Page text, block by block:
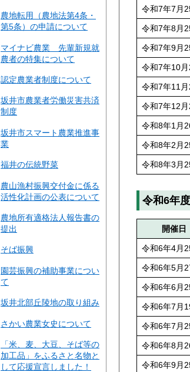
農地転用（農地法第4条・
第5条）の申請について
マイナビ農業 先輩新規就
農者の特集について
認定農業者制度について
坂井市農業者労働災害共済
制度
坂井市スマート農業推進事
業
福井の伝統野菜
農山漁村振興交付金に係る
活性化計画の公表について
農地所有適格法人報告書の
提出
そば振興
園芸振興の補助事業につい
て
坂井北部丘陵地の取り組み
さかい農業女史について
「米、麦、大豆、そば等の
加工品」をふるさと名物と
して応援宣言しました！
令和7年7月
令和7年8月
令和7年9月
令和7年10月
令和7年11月
令和7年12月
令和8年1月
令和8年2月
令和8年3月
令和6年度
開催日
令和6年4月
令和6年5月
令和6年6月
令和6年7月
令和6年7月
令和6年8月
令和6年9月